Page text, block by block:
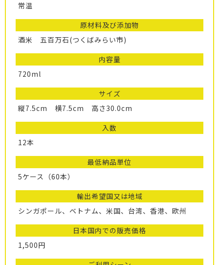
常温
原材料及び添加物
酒米 五百万石(つくばみらい市)
内容量
720ml
サイズ
縦7.5cm 横7.5cm 高さ30.0cm
入数
12本
最低納品単位
5ケース（60本）
輸出希望国又は地域
シンガポール、ベトナム、米国、台湾、香港、欧州
日本国内での販売価格
1,500円